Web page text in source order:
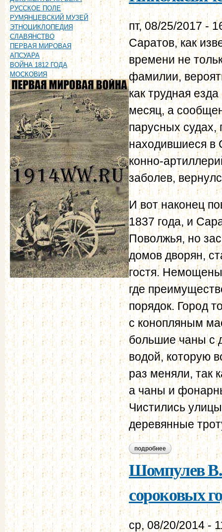
РУССКОЕ ПОЛЕ
РУМЯНЦЕВСКИЙ МУЗЕЙ
ЭТНОЦИКЛОПЕДИЯ
СЛАВЯНСТВО
ПЕРВАЯ МИРОВАЯ
АПСУАРА
ВОЙНА 1812 ГОДА
МОСКОВИЯ
пт, 08/25/2017 -
Саратов, как
времени не
фамилии,
как трудная
месяц, а
парусных судах,
находившиеся в
конно-
заболев,
И вот наконец
1837 года, и
Поволжья, но
домов дворян,
гостя.
где
порядок. Город
с конопляным
большие чаны с
водой, которую
раз меняли, так
а чаны и
Чистились
деревянные
подробнее о шомпулев в.а.
годах xix столетия
Шомпулев
сороковых
ср, 08/20/2014 -